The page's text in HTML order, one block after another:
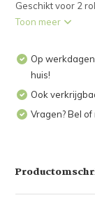
Geschikt voor 2
Toon meer
Op
huis!
Ook
Vragen? Bel of